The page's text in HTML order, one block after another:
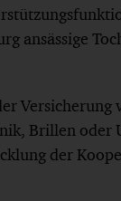
ansässige
Versicherung
Brillen oder
der